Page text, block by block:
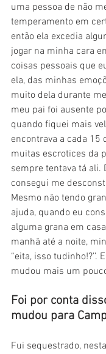
uma pessoa de não
temperamento em
então ela excedia
jogar na minha cara
coisas pessoais que
ela, das minhas
muito dela durante
meu pai foi ausente
quando fiquei mais
encontrava a cada 15
muitas escrotices da
sempre tentava tá ali.
consegui me
Mesmo não tendo
ajuda, quando eu
alguma grana em
manhã até a noite,
“eita, isso tudinho!?’’.
mudou mais um
Foi por conta
mudou para
Fui sequestrado,